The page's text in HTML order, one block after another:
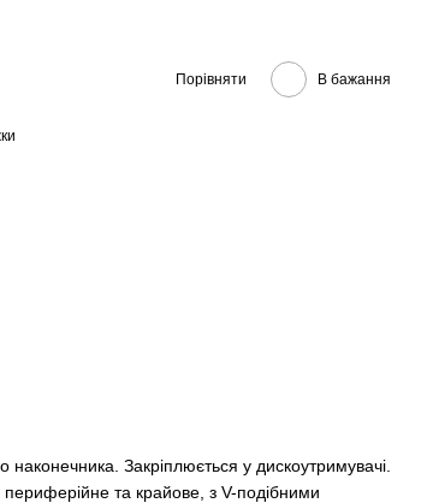
Порівняти В бажання
Закріплюється у дискоутримувачі.
та крайове, з V-подібними